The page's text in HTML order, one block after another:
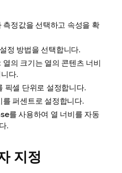
측정값을 선택하고 속성을 확
정 방법을 선택합니다.
열의 크기는 열의 콘텐츠 너비
다.
픽셀 단위로 설정합니다.
를 퍼센트로 설정합니다.
를 사용하여 열 너비를 자동
.
지정